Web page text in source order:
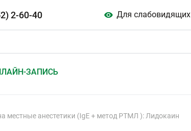
2-60-40 Для слабовидящих
ЗАПИСЬ
местные анестетики (IgE + метод РТМЛ ): Лидокаин